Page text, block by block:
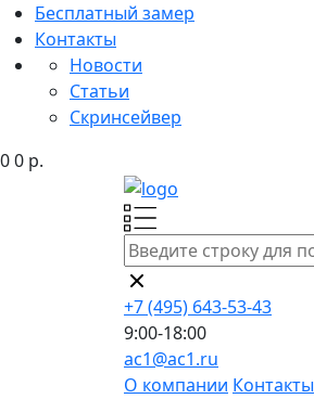
Бесплатный замер
Контакты
Новости
Статьи
Скринсейвер
00 р.
+7 (495) 643-53-43
9:00-18:00
ac1@ac1.ru
О компании Контакты